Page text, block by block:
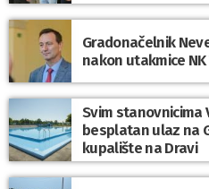
Gradonačelnik
nakon utakmice
Svim stanovnicima
besplatan ulaz na
kupalište na Dravi